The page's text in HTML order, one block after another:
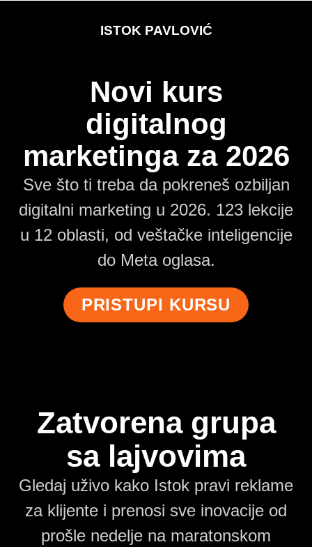
ISTOK PAVLOVIĆ
Novi kurs
digitalnog
marketinga za 2026
Sve što ti treba da pokreneš ozbiljan
digitalni marketing u 2026. 123 lekcije
u 12 oblasti, od veštačke inteligencije
do Meta oglasa.
PRISTUPI KURSU
Zatvorena grupa
sa lajvovima
Gledaj uživo kako Istok pravi reklame
za klijente i prenosi sve inovacije od
prošle nedelje na maratonskom